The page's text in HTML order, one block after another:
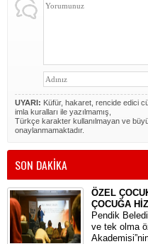
UYARI: Küfür, hakaret, rencide edici
imla kuralları ile yazılmamış,
Türkçe karakter kullanılmayan ve
onaylanmamaktadır.
SON DAKİKA
ÖZEL
ÇOCUĞA
Pendik
ve tek olma